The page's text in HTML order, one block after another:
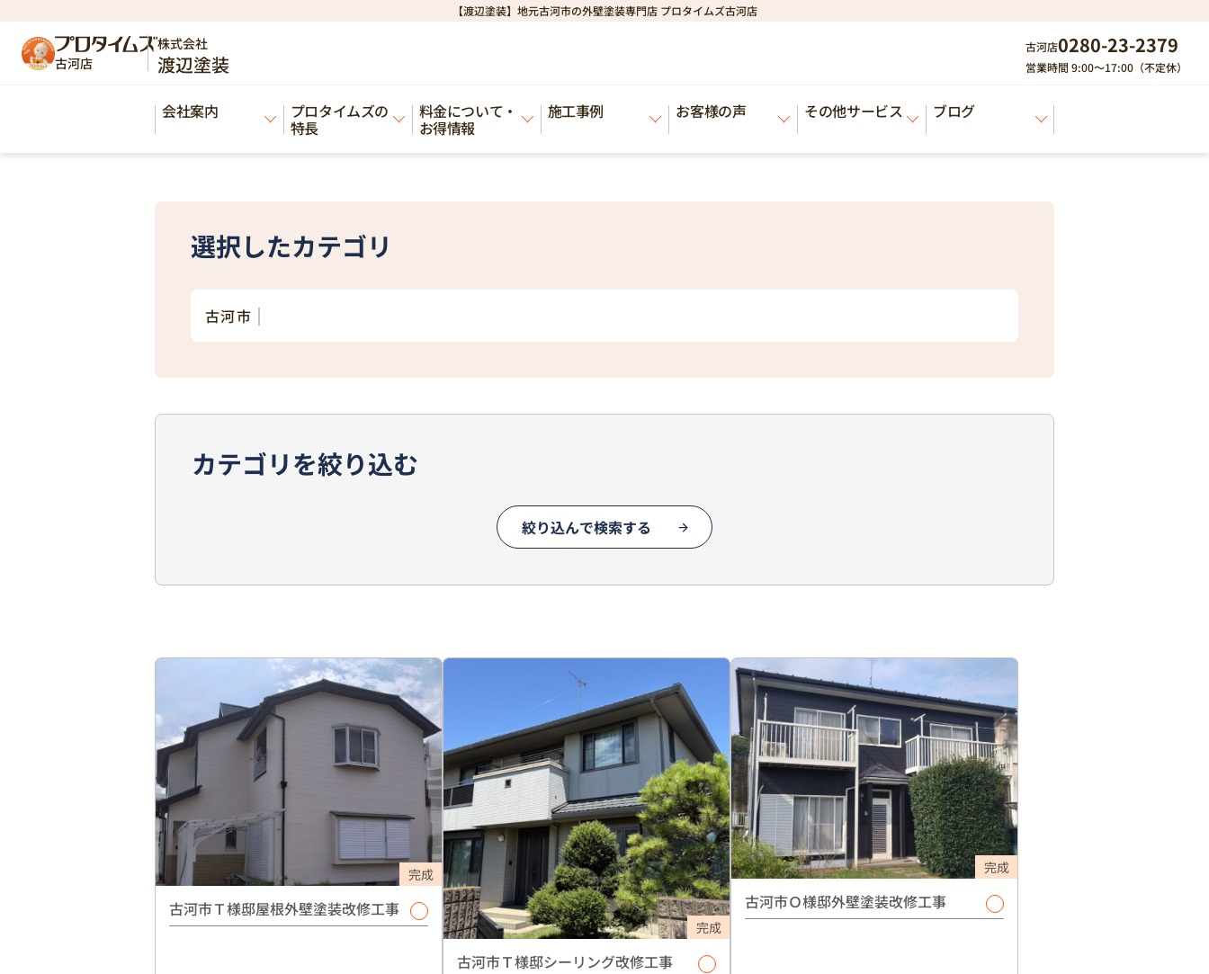
【渡辺塗装】地元古河市の外壁塗装専門店 プロタイムズ古河店
古河店
株式会社
渡辺塗装
古河店0280-23-2379
営業時間 9:00～17:00（不定休）
会社案内 プロタイムズの
特長
料金について・
お得情報
施工事例 お客様の声 その他サービス ブログ
HOME>エリア>古河市
施工事例
選択したカテゴリ
古河市
カテゴリを絞り込む
絞り込んで検索する
完成
古河市Ｔ様邸屋根外壁塗装改修工事
完成
古河市Ｔ様邸シーリング改修工事
完成
古河市Ｏ様邸外壁塗装改修工事